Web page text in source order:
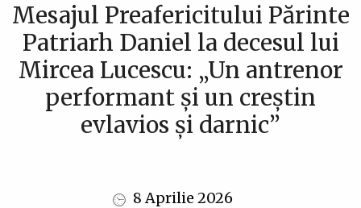
Mesajul Preafericitului Părinte
Patriarh Daniel la decesul lui
Mircea Lucescu: „Un antrenor
performant și un creștin
evlavios și darnic”
8 Aprilie 2026